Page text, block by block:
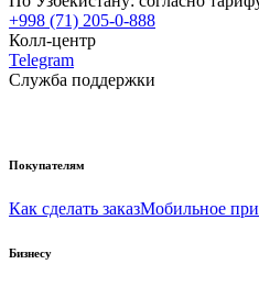
+998 (71) 205-0-888
Колл-центр
Telegram
Служба поддержки
Покупателям
Как сделать заказМобильное
Бизнесу